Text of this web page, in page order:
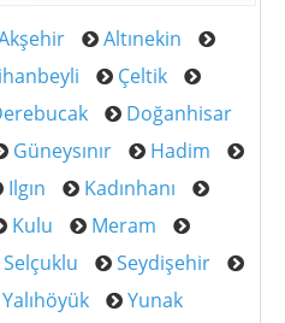
Altınekin
Çeltik
Doğanhisar
Güneysınır
Hadim
Ilgın
Kadınhanı
Kulu
Meram
Selçuklu
Seydişehir
Yalıhöyük Yunak